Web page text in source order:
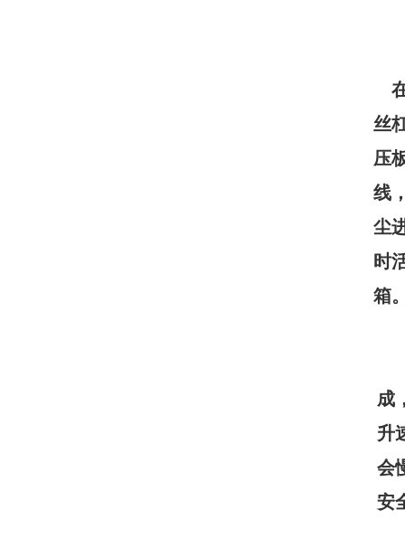
丝
压
线
尘
时
箱
成
升
会
安